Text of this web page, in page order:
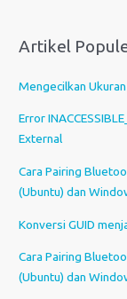
Artikel
Mengecilkan
Error
External
Cara Pairing
(Ubuntu) dan
Konversi GUID
Cara Pairing
(Ubuntu) dan